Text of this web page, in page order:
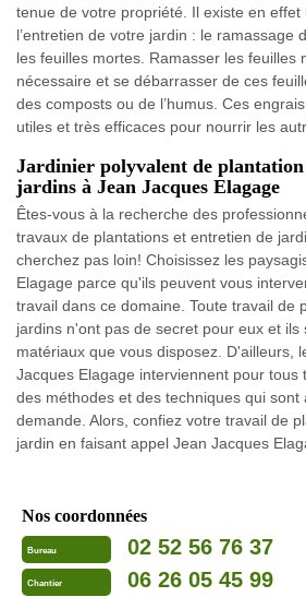
tenue de votre propriété. Il existe en effet
l’entretien de votre jardin : le ramassage
les feuilles mortes. Ramasser les feuilles
nécessaire et se débarrasser de ces
des composts ou de l’humus. Ces
utiles et très efficaces pour nourrir les
Jardinier polyvalent de
jardins à Jean Jacques Elagage
Êtes-vous à la recherche des
travaux de plantations et entretien de
cherchez pas loin! Choisissez les
Elagage parce qu'ils peuvent vous
travail dans ce domaine. Toute travail de
jardins n'ont pas de secret pour eux et
matériaux que vous disposez. D'ailleurs,
Jacques Elagage interviennent pour tous
des méthodes et des techniques qui sont
demande. Alors, confiez votre travail de
jardin en faisant appel Jean Jacques
Nos coordonnées
Bureau 02 52 56 76 37
Chantier 06 26 05 45 99